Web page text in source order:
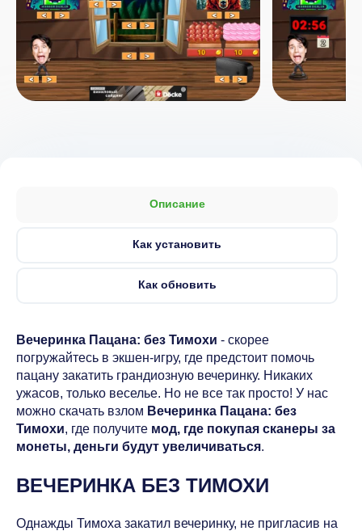
Описание
Как установить
Как обновить
Вечеринка Пацана: без Тимохи - скорее
погружайтесь в экшен-игру, где предстоит помочь
пацану закатить грандиозную вечеринку. Никаких
ужасов, только веселье. Но не все так просто! У нас
можно скачать взлом Вечеринка Пацана: без
Тимохи, где получите мод, где покупая сканеры за
монеты, деньги будут увеличиваться.
ВЕЧЕРИНКА БЕЗ ТИМОХИ
Однажды Тимоха закатил вечеринку, не пригласив на